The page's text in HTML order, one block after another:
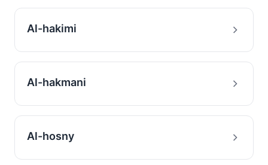
Al-hakimi
Al-hakmani
Al-hosny